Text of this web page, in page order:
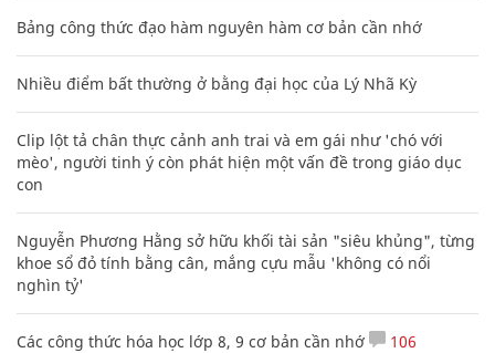
Bảng công thức đạo hàm nguyên hàm cơ bản cần nhớ
Nhiều điểm bất thường ở bằng đại học của Lý Nhã Kỳ
Clip lột tả chân thực cảnh anh trai và em gái như 'chó với
mèo', người tinh ý còn phát hiện một vấn đề trong giáo dục
con
Nguyễn Phương Hằng sở hữu khối tài sản "siêu khủng", từng
khoe sổ đỏ tính bằng cân, mắng cựu mẫu 'không có nổi
nghìn tỷ'
Các công thức hóa học lớp 8, 9 cơ bản cần nhớ 106